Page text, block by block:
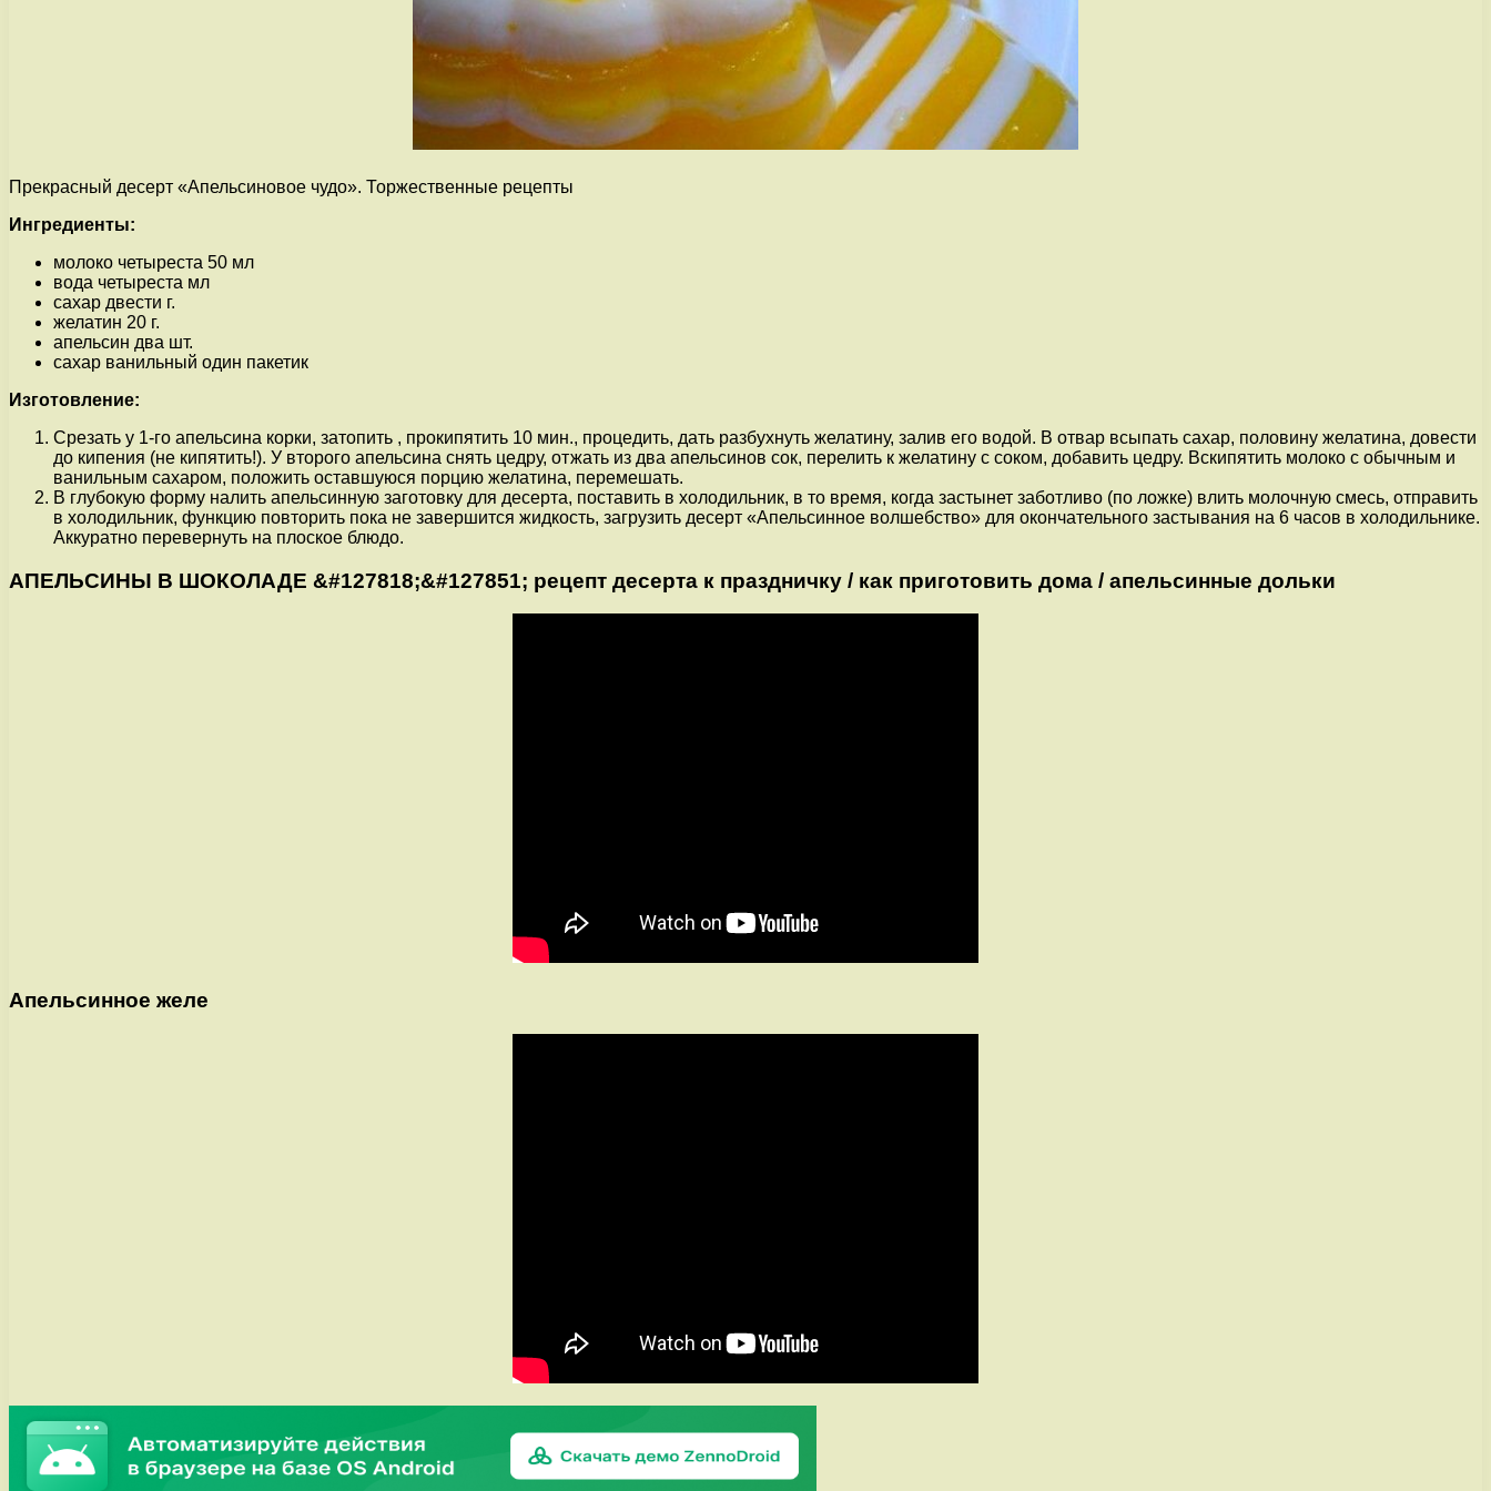
Прекрасный десерт «Апельсиновое чудо». Торжественные рецепты
Ингредиенты:
молоко четыреста 50 мл
вода четыреста мл
сахар двести г.
желатин 20 г.
апельсин два шт.
сахар ванильный один пакетик
Изготовление:
Срезать у 1-го апельсина корки, затопить , прокипятить 10 мин., процедить, дать разбухнуть желатину, залив его водой. В отвар всыпать сахар, половину желатина, довести
до кипения (не кипятить!). У второго апельсина снять цедру, отжать из два апельсинов сок, перелить к желатину с соком, добавить цедру. Вскипятить молоко с обычным и
ванильным сахаром, положить оставшуюся порцию желатина, перемешать.
В глубокую форму налить апельсинную заготовку для десерта, поставить в холодильник, в то время, когда застынет заботливо (по ложке) влить молочную смесь, отправить
в холодильник, функцию повторить пока не завершится жидкость, загрузить десерт «Апельсинное волшебство» для окончательного застывания на 6 часов в холодильнике.
Аккуратно перевернуть на плоское блюдо.
АПЕЛЬСИНЫ В ШОКОЛАДЕ &#127818;&#127851; рецепт десерта к праздничку / как приготовить дома / апельсинные дольки
Апельсинное желе